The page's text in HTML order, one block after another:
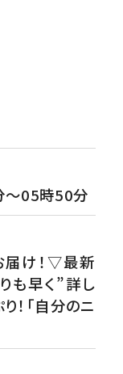
05時50分
届け！▽最新
も早く”詳し
！「自分のニ